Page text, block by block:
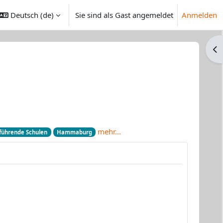
umschalten
Deutsch ‎(de)‎ Sie sind als Gast angemeldet Anmelden
Schulen Hammaburg mehr...